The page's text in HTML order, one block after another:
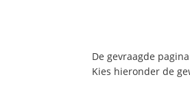
De gevraagde
Kies hieronder de